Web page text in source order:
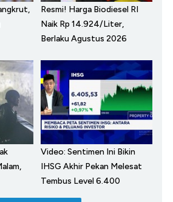
Resmi! Harga Biodiesel RI
Naik Rp 14.924/Liter,
Berlaku Agustus 2026
Video: Sentimen Ini Bikin
IHSG Akhir Pekan Melesat
Tembus Level 6.400